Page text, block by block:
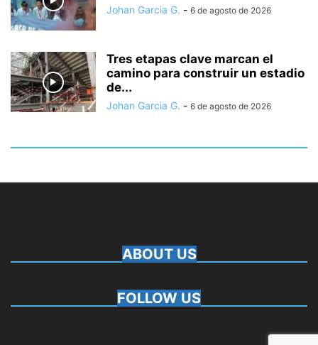
Johan Garcia G. - 6 de agosto de 2026
Tres etapas clave marcan el
camino para construir un estadio
de...
Johan Garcia G. - 6 de agosto de 2026
ABOUT US
FOLLOW US